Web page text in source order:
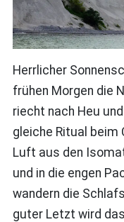
Herrlicher
frühen Morgen die
riecht nach Heu
gleiche Ritual beim
Luft aus den
und in die engen
wandern die
guter Letzt wird